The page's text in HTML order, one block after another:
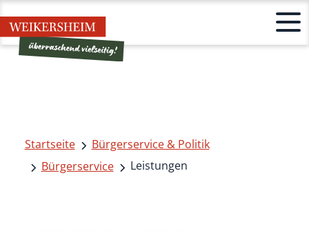
Startseite
Bürgerservice & Politik
Bürgerservice
Leistungen